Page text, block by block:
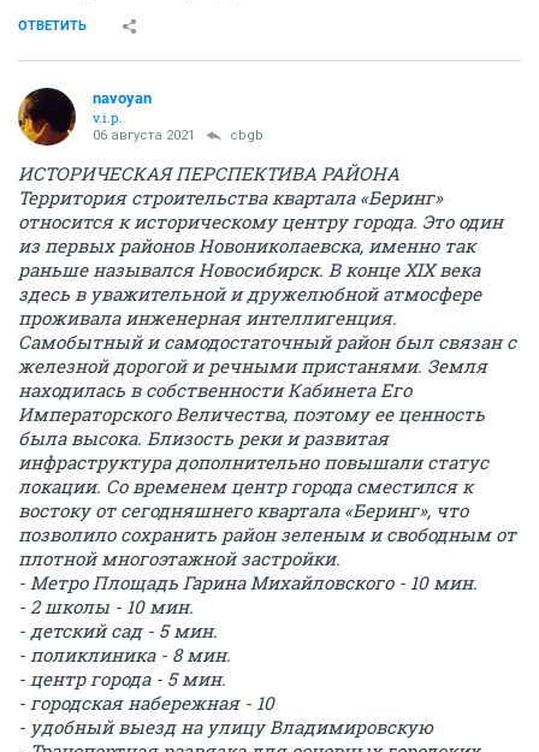
ОТВЕТИТЬ
navoyan
v.i.p.
06 августа 2021 cbgb
ИСТОРИЧЕСКАЯ ПЕРСПЕКТИВА РАЙОНА
Территория строительства квартала «Беринг»
относится к историческому центру города. Это один
из первых районов Новониколаевска, именно так
раньше назывался Новосибирск. В конце ХIХ века
здесь в уважительной и дружелюбной атмосфере
проживала инженерная интеллигенция.
Самобытный и самодостаточный район был связан с
железной дорогой и речными пристанями. Земля
находилась в собственности Кабинета Его
Императорского Величества, поэтому ее ценность
была высока. Близость реки и развитая
инфраструктура дополнительно повышали статус
локации. Со временем центр города сместился к
востоку от сегодняшнего квартала «Беринг», что
позволило сохранить район зеленым и свободным от
плотной многоэтажной застройки.
- Метро Площадь Гарина Михайловского - 10 мин.
- 2 школы - 10 мин.
- детский сад - 5 мин.
- поликлиника - 8 мин.
- центр города - 5 мин.
- городская набережная - 10
- удобный выезд на улицу Владимировскую